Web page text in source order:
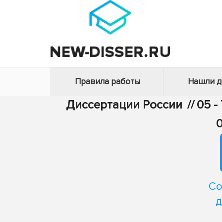
Правила работы Нашли
Диссертации России // 05 -